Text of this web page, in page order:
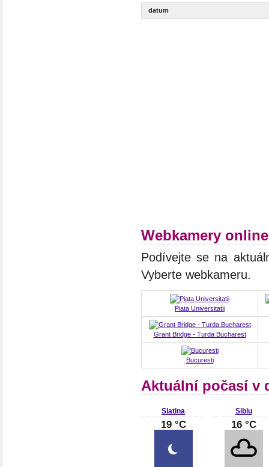
datum
Webkamery
Podívejte se na
Vyberte webkameru.
Piata Universitatii
Grant Bridge - Turda Bucharest
Bucuresti
Aktuální počasí v
Slatina
19 °C
Sibiu
16 °C